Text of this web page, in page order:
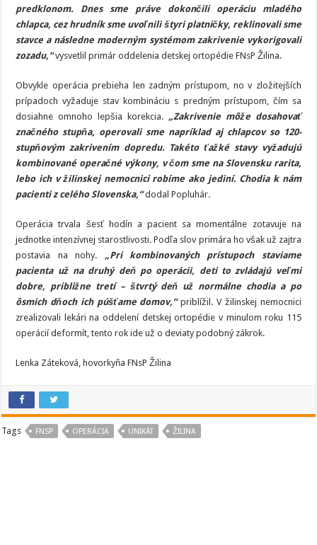
predklonom. Dnes sme práve dokončili operáciu mladého
chlapca, cez hrudník sme uvoľnili štyri platničky, reklinovali sme
stavce a následne moderným systémom zakrivenie vykorigovali
zozadu,“ vysvetlil primár oddelenia detskej ortopédie FNsP Žilina.
Obvykle operácia prebieha len zadným prístupom, no v zložitejších
prípadoch vyžaduje stav kombináciu s predným prístupom, čím sa
dosiahne omnoho lepšia korekcia. „Zakrivenie môže dosahovať
značného stupňa, operovali sme napríklad aj chlapcov so 120-
stupňovým zakrivením dopredu. Takéto ťažké stavy vyžadujú
kombinované operačné výkony, v čom sme na Slovensku rarita,
lebo ich v žilinskej nemocnici robíme ako jediní. Chodia k nám
pacienti z celého Slovenska,“dodal Popluhár.
Operácia trvala šesť hodín a pacient sa momentálne zotavuje na
jednotke intenzívnej starostlivosti. Podľa slov primára ho však už zajtra
postavia na nohy. „Pri kombinovaných prístupoch staviame
pacienta už na druhý deň po operácii, deti to zvládajú veľmi
dobre, približne tretí – štvrtý deň už normálne chodia a po
ôsmich dňoch ich púšťame domov,“priblížil. V žilinskej nemocnici
zrealizovali lekári na oddelení detskej ortopédie v minulom roku 115
operácií deformít, tento rok ide už o deviaty podobný zákrok.
Lenka Záteková, hovorkyňa FNsP Žilina
Tags FNSP OPERÁCIA UNIKÁT ŽILINA